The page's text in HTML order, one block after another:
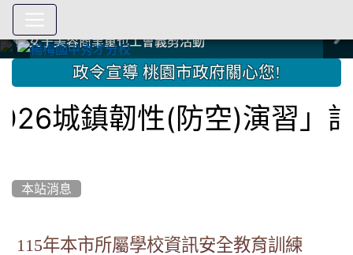
中國信託商業銀行 2023.04.22 愛傳球計畫
中國信託商業銀行 2023.04.22 愛傳球計畫
辦理多元學習活動，發展與實施分校戶外教育課程
辦理多元學習活動，發展與實施分校戶外教育課程
爭取社會資源，傳愛與溫暖：2024.3.19 桃園市家長會與桃
園女子美容商業童也工會義剪活動
爭取社會資源，傳愛與溫暖：2024.3.19 桃園市家長會與桃
園女子美容商業童也工會義剪活動
112學年度畢業學生與師長合照
112學年度畢業學生與師長合照
辦理多元學習活動，發展與實施分校戶外教育課程
辦理多元學習活動，發展與實施分校戶外教育課程
爭取社會資源，傳愛與溫暖：110.12.22 國際獅子會與本校
師生歲末感恩活動
爭取社會資源，傳愛與溫暖：110.12.22 國際獅子會與本校
師生歲末感恩活動
爭取社會資源，傳愛與溫暖：110.12.22 國際獅子會贈送本
校學生耶誕禮物
爭取社會資源，傳愛與溫暖：110.12.22 國際獅子會贈送本
校學生耶誕禮物
112.9.27參觀客家博覽會
112.9.27參觀客家博覽會
2023.12.27 國際獅子會贈送本校學生耶誕禮物
2023.12.27 國際獅子會贈送本校學生耶誕禮物
2023.12.27 國際獅子會贊助本校學生獎助學金
2023.12.27 國際獅子會贊助本校學生獎助學金
2023.12.27 聖誕感恩歌謠競賽；本校師生與國際獅子會獅
兄、師姐同樂
2023.12.27 聖誕感恩歌謠競賽；本校師生與國際獅子會獅
兄、師姐同樂
建置優質學習空間；合作互惠，建立良善公共關係
建置優質學習空間；合作互惠，建立良善公共關係
::: 政令宣導 桃園市政府關心您!
韌性(防空)演習」訂於8
本站消息
115年本市所屬學校資訊安全教育訓練